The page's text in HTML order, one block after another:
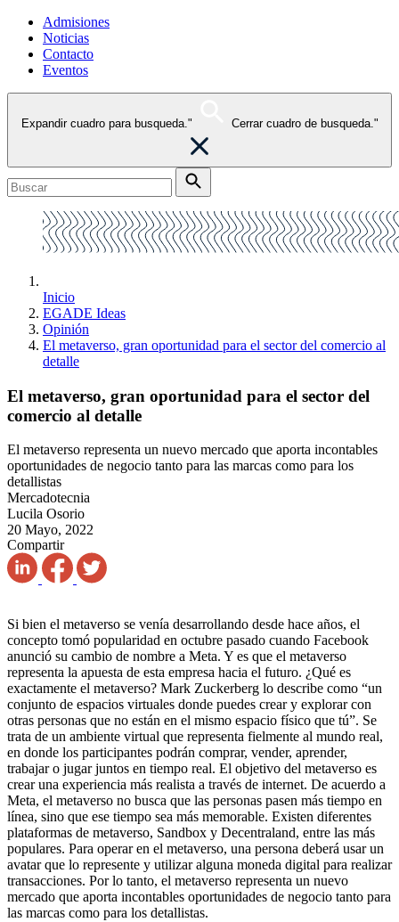
Admisiones
Noticias
Contacto
Eventos
Expandir cuadro para busqueda." Cerrar cuadro de busqueda."
Inicio
EGADE Ideas
Opinión
El metaverso, gran oportunidad para el sector del comercio al
detalle
El metaverso, gran oportunidad para el sector del
comercio al detalle
El metaverso representa un nuevo mercado que aporta incontables
oportunidades de negocio tanto para las marcas como para los
detallistas
Mercadotecnia
Lucila Osorio
20 Mayo, 2022
Compartir
Si bien el metaverso se venía desarrollando desde hace años, el
concepto tomó popularidad en octubre pasado cuando Facebook
anunció su cambio de nombre a Meta. Y es que el metaverso
representa la apuesta de esta empresa hacia el futuro. ¿Qué es
exactamente el metaverso? Mark Zuckerberg lo describe como “un
conjunto de espacios virtuales donde puedes crear y explorar con
otras personas que no están en el mismo espacio físico que tú”. Se
trata de un ambiente virtual que representa fielmente al mundo real,
en donde los participantes podrán comprar, vender, aprender,
trabajar o jugar juntos en tiempo real. El objetivo del metaverso es
crear una experiencia más realista a través de internet. De acuerdo a
Meta, el metaverso no busca que las personas pasen más tiempo en
línea, sino que ese tiempo sea más memorable. Existen diferentes
plataformas de metaverso, Sandbox y Decentraland, entre las más
populares. Para operar en el metaverso, una persona deberá usar un
avatar que lo represente y utilizar alguna moneda digital para realizar
transacciones. Por lo tanto, el metaverso representa un nuevo
mercado que aporta incontables oportunidades de negocio tanto para
las marcas como para los detallistas.